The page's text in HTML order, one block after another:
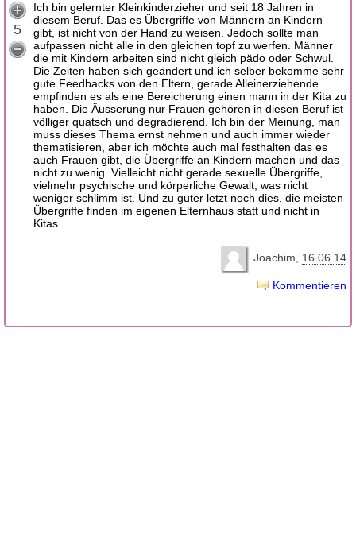
5
Ich bin gelernter Kleinkinderzieher und seit 18 Jahren in
diesem Beruf. Das es Übergriffe von Männern an Kindern
gibt, ist nicht von der Hand zu weisen. Jedoch sollte man
aufpassen nicht alle in den gleichen topf zu werfen. Männer
die mit Kindern arbeiten sind nicht gleich pädo oder Schwul.
Die Zeiten haben sich geändert und ich selber bekomme sehr
gute Feedbacks von den Eltern, gerade Alleinerziehende
empfinden es als eine Bereicherung einen mann in der Kita zu
haben. Die Äusserung nur Frauen gehören in diesen Beruf ist
völliger quatsch und degradierend. Ich bin der Meinung, man
muss dieses Thema ernst nehmen und auch immer wieder
thematisieren, aber ich möchte auch mal festhalten das es
auch Frauen gibt, die Übergriffe an Kindern machen und das
nicht zu wenig. Vielleicht nicht gerade sexuelle Übergriffe,
vielmehr psychische und körperliche Gewalt, was nicht
weniger schlimm ist. Und zu guter letzt noch dies, die meisten
Übergriffe finden im eigenen Elternhaus statt und nicht in
Kitas.
Joachim 16.06.14
Kommentieren